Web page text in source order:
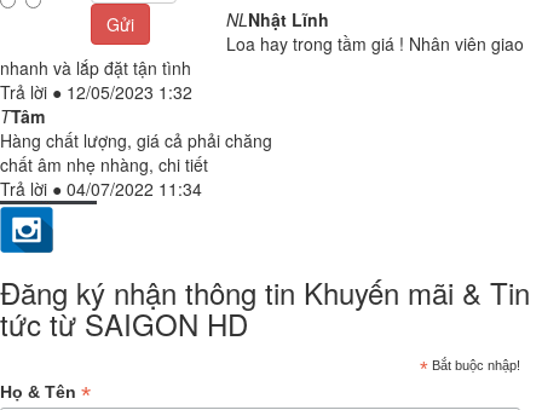
Gửi
NLNhật Lĩnh
Loa hay trong tầm giá ! Nhân viên giao
nhanh và lắp đặt tận tình
Trả lời ● 12/05/2023 1:32
TTâm
Hàng chất lượng, giá cả phải chăng
chất âm nhẹ nhàng, chi tiết
Trả lời ● 04/07/2022 11:34
Đăng ký nhận thông tin Khuyến mãi & Tin
tức từ SAIGON HD
* Bắt buộc nhập!
Họ & Tên *